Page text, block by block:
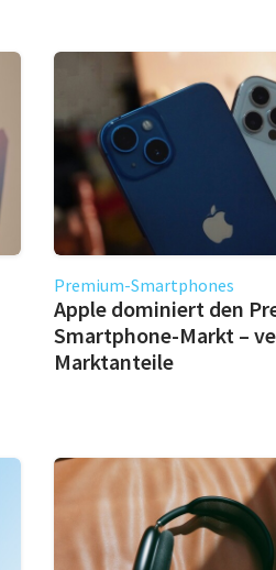
Premium-Smartphones
Apple dominiert den
Smartphone-Markt –
Marktanteile